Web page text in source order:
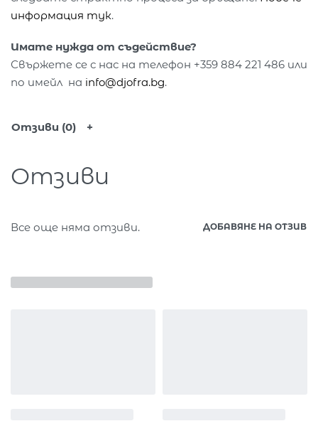
информация тук.
Имате нужда от съдействие?
Свържете се с нас на телефон +359 884 221 486 или
по имейл на info@djofra.bg.
Отзиви (0)
Отзиви
Все още няма отзиви. ДОБАВЯНЕ НА ОТЗИВ